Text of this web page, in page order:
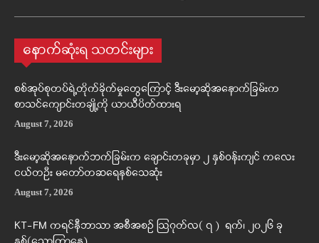
နောက်ဆုံးရ သတင်းများ
စစ်အုပ်စုတပ်ရဲ့တိုက်ခိုက်မှုတွေကြောင့် ဒီးမော့ဆိုအနောက်ခြမ်းက
စာသင်ကျောင်းတချို့ကို ယာယီပိတ်ထားရ
August 7, 2026
ဒီးမော့ဆိုအနောက်ဘက်ခြမ်းက ချောင်းတခုမှာ ၂ နှစ်ဝန်းကျင် ကလေး
ငယ်တဦး မတော်တဆရေနစ်သေဆုံး
August 7, 2026
KT-FM ကရင်နီဘာသာ အစီအစဉ် ဩဂုတ်လ( ၇ ) ရက်၊ ၂၀၂၆ ခု